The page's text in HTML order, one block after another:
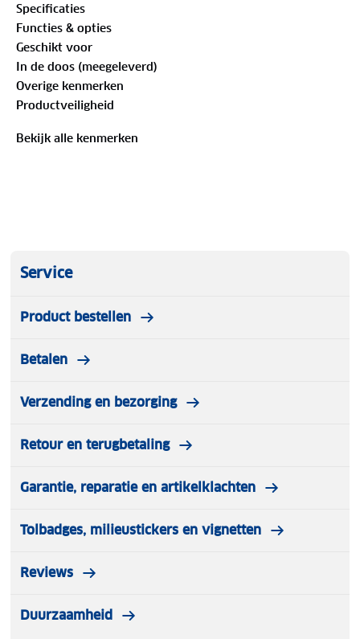
Chemie H9.01 voor het verwijderen van krassen,
oxidatie en schuursporen. Geschikt voor roterende
en excentrische polijstmachines.
Specificaties
Functies & opties
Geschikt voor
In de doos (meegeleverd)
Overige kenmerken
Productveiligheid
Bekijk alle kenmerken
Service
Product bestellen
Betalen
Verzending en bezorging
Retour en terugbetaling
Garantie, reparatie en artikelklachten
Tolbadges, milieustickers en vignetten
Reviews
Duurzaamheid